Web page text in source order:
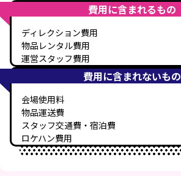
費用に含まれるもの
ディレクション費用
物品レンタル費用
運営スタッフ費用
費用に含まれないもの
会場使用料
物品運送費
スタッフ交通費・宿泊費
ロケハン費用